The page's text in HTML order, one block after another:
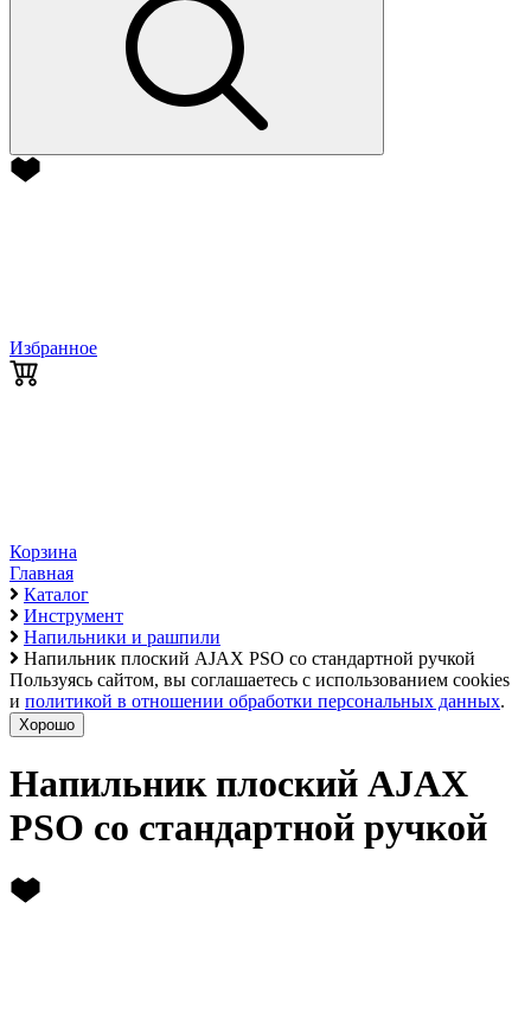
Избранное
Корзина
Главная
Каталог
Инструмент
Напильники и рашпили
Напильник плоский AJAX PSO со стандартной ручкой
Пользуясь сайтом, вы соглашаетесь с использованием cookies
и политикой в отношении обработки персональных данных.
Хорошо
Напильник плоский AJAX
PSO со стандартной ручкой